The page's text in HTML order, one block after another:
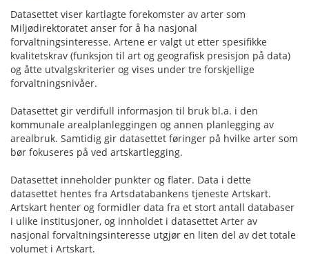
Datasettet viser kartlagte forekomster av arter som
Miljødirektoratet anser for å ha nasjonal
forvaltningsinteresse. Artene er valgt ut etter spesifikke
kvalitetskrav (funksjon til art og geografisk presisjon på data)
og åtte utvalgskriterier og vises under tre forskjellige
forvaltningsnivåer.
Datasettet gir verdifull informasjon til bruk bl.a. i den
kommunale arealplanleggingen og annen planlegging av
arealbruk. Samtidig gir datasettet føringer på hvilke arter som
bør fokuseres på ved artskartlegging.
Datasettet inneholder punkter og flater. Data i dette
datasettet hentes fra Artsdatabankens tjeneste Artskart.
Artskart henter og formidler data fra et stort antall databaser
i ulike institusjoner, og innholdet i datasettet Arter av
nasjonal forvaltningsinteresse utgjør en liten del av det totale
volumet i Artskart.